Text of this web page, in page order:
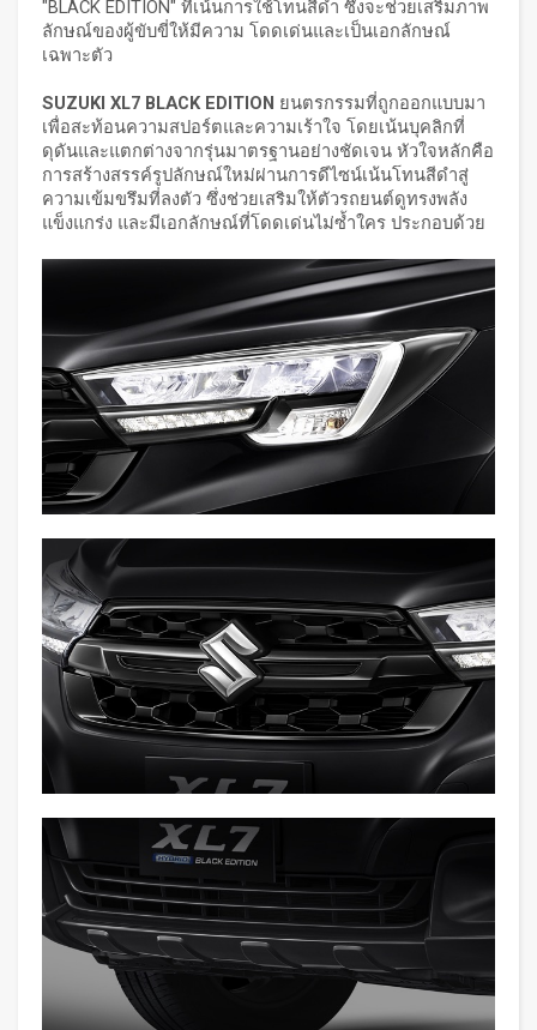
"BLACK EDITION" ที่เน้นการใช้โทนสีดำ ซึ่งจะช่วยเสริมภาพ
ลักษณ์ของผู้ขับขี่ให้มีความ โดดเด่นและเป็นเอกลักษณ์
เฉพาะตัว
SUZUKI XL7 BLACK EDITION ยนตรกรรมที่ถูกออกแบบมา
เพื่อสะท้อนความสปอร์ตและความเร้าใจ โดยเน้นบุคลิกที่
ดุดันและแตกต่างจากรุ่นมาตรฐานอย่างชัดเจน หัวใจหลักคือ
การสร้างสรรค์รูปลักษณ์ใหม่ผ่านการดีไซน์เน้นโทนสีดำสู่
ความเข้มขรึมที่ลงตัว ซึ่งช่วยเสริมให้ตัวรถยนต์ดูทรงพลัง
แข็งแกร่ง และมีเอกลักษณ์ที่โดดเด่นไม่ซ้ำใคร ประกอบด้วย